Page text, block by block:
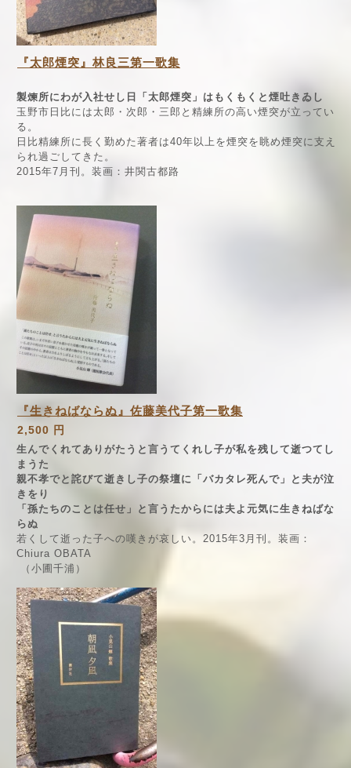
『太郎煙突』林良三第一歌集
製煉所にわが入社せし日「太郎煙突」はもくもくと煙吐きゐし
玉野市日比には太郎・次郎・三郎と精練所の高い煙突が立ってい
る。
日比精練所に長く勤めた著者は40年以上を煙突を眺め煙突に支え
られ過ごしてきた。
2015年7月刊。装画：井関古都路
『生きねばならぬ』佐藤美代子第一歌集
2,500 円
生んでくれてありがたうと言うてくれし子が私を残して逝つてし
まうた
親不孝でと詫びて逝きし子の祭壇に「バカタレ死んで」と夫が泣
きをり
「孫たちのことは任せ」と言うたからには夫よ元気に生きねばな
らぬ
若くして逝った子への嘆きが哀しい。2015年3月刊。装画：
Chiura OBATA
（小圃千浦）